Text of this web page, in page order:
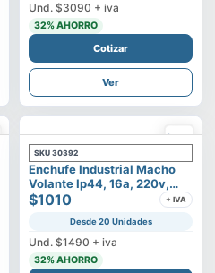
Und. $3090 + iva
32% AHORRO
Cotizar
Ver
SKU 30392
Enchufe Industrial Macho
Volante Ip44, 16a, 220v,
2p+t
$1010 + IVA
Desde 20 Unidades
Und. $1490 + iva
32% AHORRO